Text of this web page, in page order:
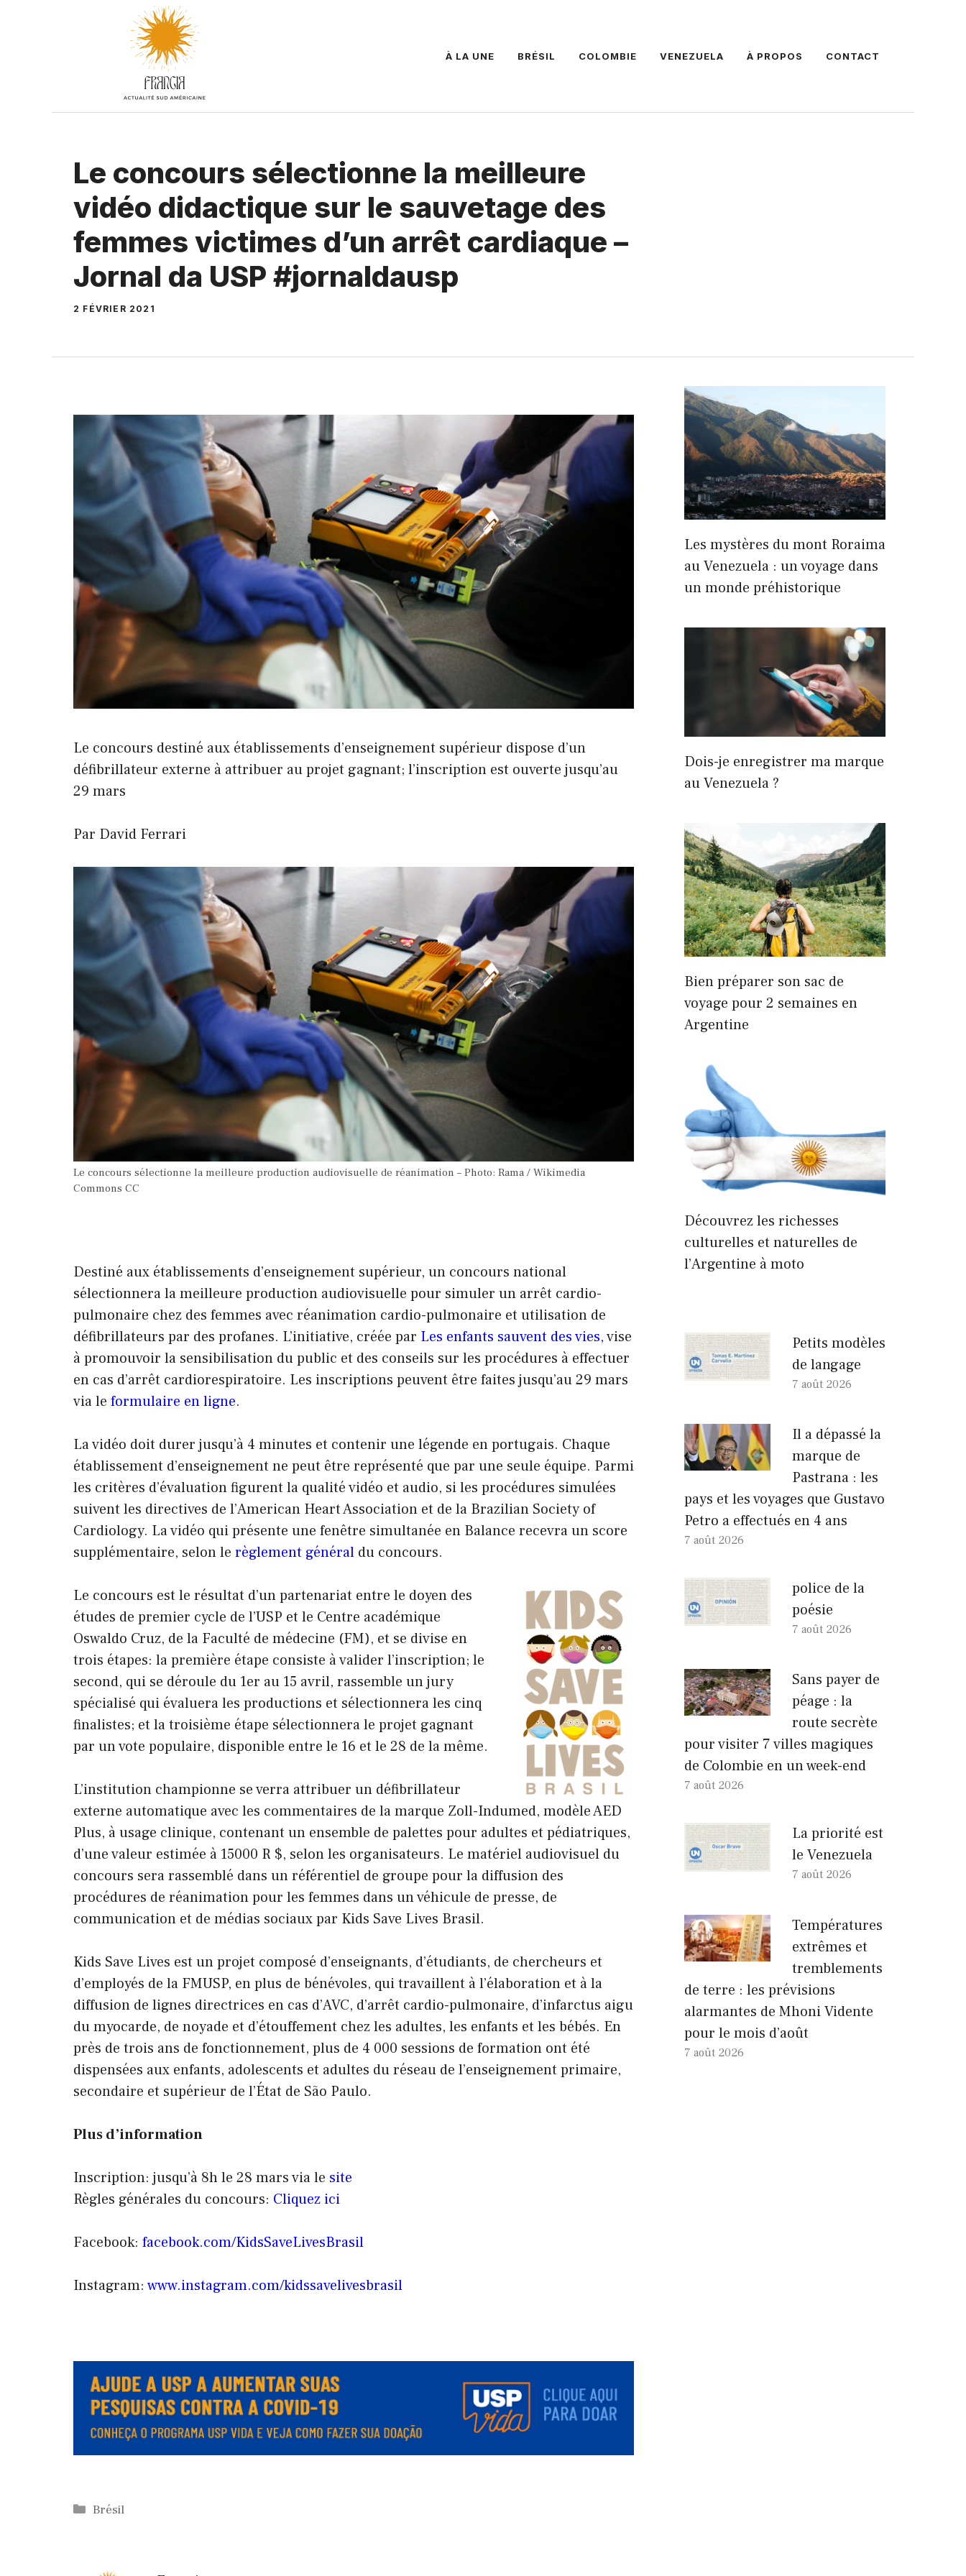
À LA UNE BRÉSIL COLOMBIE VENEZUELA À PROPOS CONTACT
Le concours sélectionne la meilleure
vidéo didactique sur le sauvetage des
femmes victimes d’un arrêt cardiaque –
Jornal da USP #jornaldausp
2 FÉVRIER 2021
Le concours destiné aux établissements d’enseignement supérieur dispose d’un
défibrillateur externe à attribuer au projet gagnant; l’inscription est ouverte jusqu’au
29 mars
Par David Ferrari
Le concours sélectionne la meilleure production audiovisuelle de réanimation – Photo: Rama / Wikimedia
Commons CC
Destiné aux établissements d’enseignement supérieur, un concours national
sélectionnera la meilleure production audiovisuelle pour simuler un arrêt cardio-
pulmonaire chez des femmes avec réanimation cardio-pulmonaire et utilisation de
défibrillateurs par des profanes. L’initiative, créée par Les enfants sauvent des vies,vise
à promouvoir la sensibilisation du public et des conseils sur les procédures à effectuer
en cas d’arrêt cardiorespiratoire. Les inscriptions peuvent être faites jusqu’au 29 mars
via le formulaire en ligne.
La vidéo doit durer jusqu’à 4 minutes et contenir une légende en portugais. Chaque
établissement d’enseignement ne peut être représenté que par une seule équipe. Parmi
les critères d’évaluation figurent la qualité vidéo et audio, si les procédures simulées
suivent les directives de l’American Heart Association et de la Brazilian Society of
Cardiology. La vidéo qui présente une fenêtre simultanée en Balance recevra un score
supplémentaire, selon le règlement général du concours.
Le concours est le résultat d’un partenariat entre le doyen des
études de premier cycle de l’USP et le Centre académique
Oswaldo Cruz, de la Faculté de médecine (FM), et se divise en
trois étapes: la première étape consiste à valider l’inscription; le
second, qui se déroule du 1er au 15 avril, rassemble un jury
spécialisé qui évaluera les productions et sélectionnera les cinq
finalistes; et la troisième étape sélectionnera le projet gagnant
par un vote populaire, disponible entre le 16 et le 28 de la même.
L’institution championne se verra attribuer un défibrillateur
externe automatique avec les commentaires de la marque Zoll-Indumed, modèle AED
Plus, à usage clinique, contenant un ensemble de palettes pour adultes et pédiatriques,
d’une valeur estimée à 15000 R $, selon les organisateurs. Le matériel audiovisuel du
concours sera rassemblé dans un référentiel de groupe pour la diffusion des
procédures de réanimation pour les femmes dans un véhicule de presse, de
communication et de médias sociaux par Kids Save Lives Brasil.
Kids Save Lives est un projet composé d’enseignants, d’étudiants, de chercheurs et
d’employés de la FMUSP, en plus de bénévoles, qui travaillent à l’élaboration et à la
diffusion de lignes directrices en cas d’AVC, d’arrêt cardio-pulmonaire, d’infarctus aigu
du myocarde, de noyade et d’étouffement chez les adultes, les enfants et les bébés. En
près de trois ans de fonctionnement, plus de 4 000 sessions de formation ont été
dispensées aux enfants, adolescents et adultes du réseau de l’enseignement primaire,
secondaire et supérieur de l’État de São Paulo.
Plus d’information
Inscription: jusqu’à 8h le 28 mars via le site
Règles générales du concours: Cliquez ici
Facebook: facebook.com/KidsSaveLivesBrasil
Instagram: www.instagram.com/kidssavelivesbrasil
Catégories
Brésil
Les mystères du mont Roraima
au Venezuela : un voyage dans
un monde préhistorique
Dois-je enregistrer ma marque
au Venezuela ?
Bien préparer son sac de
voyage pour 2 semaines en
Argentine
Découvrez les richesses
culturelles et naturelles de
l’Argentine à moto
Petits modèles
de langage
7 août 2026
Il a dépassé la
marque de
Pastrana : les
pays et les voyages que Gustavo
Petro a effectués en 4 ans
7 août 2026
police de la
poésie
7 août 2026
Sans payer de
péage : la
route secrète
pour visiter 7 villes magiques
de Colombie en un week-end
7 août 2026
La priorité est
le Venezuela
7 août 2026
Températures
extrêmes et
tremblements
de terre : les prévisions
alarmantes de Mhoni Vidente
pour le mois d’août
7 août 2026